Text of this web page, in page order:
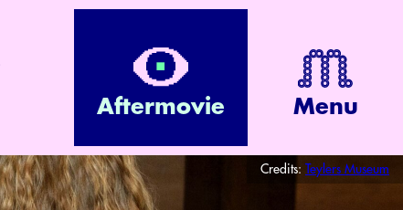
Aftermovie Menu
Credits: Teylers Museum